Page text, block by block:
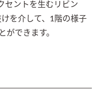
セントを生むリビン
を介して、1階の様子
ができます。